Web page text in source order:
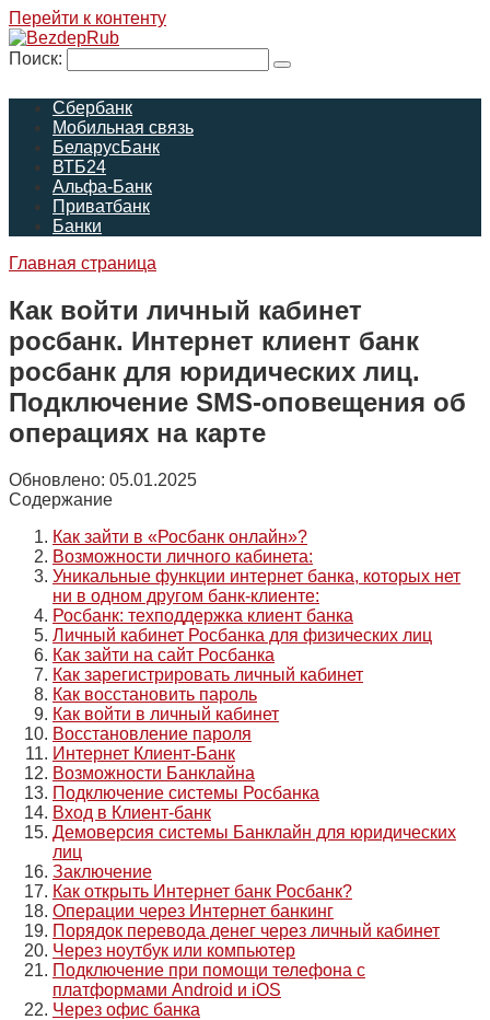
Перейти к контенту
Поиск:
Сбербанк
Мобильная связь
БеларусБанк
ВТБ24
Альфа-Банк
Приватбанк
Банки
Главная страница
Как войти личный кабинет
росбанк. Интернет клиент банк
росбанк для юридических лиц.
Подключение SMS-оповещения об
операциях на карте
Обновлено: 05.01.2025
Содержание
Как зайти в «Росбанк онлайн»?
Возможности личного кабинета:
Уникальные функции интернет банка, которых нет
ни в одном другом банк-клиенте:
Росбанк: техподдержка клиент банка
Личный кабинет Росбанка для физических лиц
Как зайти на сайт Росбанка
Как зарегистрировать личный кабинет
Как восстановить пароль
Как войти в личный кабинет
Восстановление пароля
Интернет Клиент-Банк
Возможности Банклайна
Подключение системы Росбанка
Вход в Клиент-банк
Демоверсия системы Банклайн для юридических
лиц
Заключение
Как открыть Интернет банк Росбанк?
Операции через Интернет банкинг
Порядок перевода денег через личный кабинет
Через ноутбук или компьютер
Подключение при помощи телефона с
платформами Android и iOS
Через офис банка